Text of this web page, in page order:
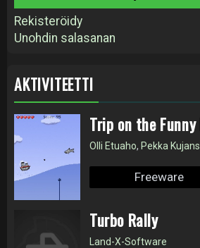
Rekisteröidy
Unohdin salasanan
AKTIVITEETTI
Trip on the
Olli Etuaho, Pekka
Freeware
Turbo Rally
Land-X-Software